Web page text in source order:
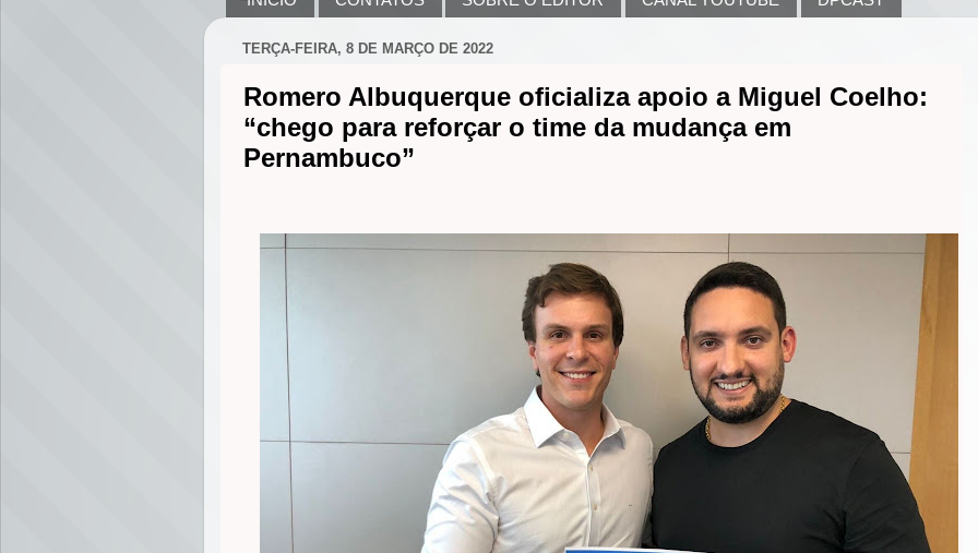
TERÇA-FEIRA, 8 DE MARÇO DE 2022
Romero Albuquerque oficializa apoio a Miguel Coelho:
“chego para reforçar o time da mudança em
Pernambuco”